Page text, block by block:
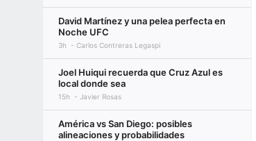
David Martínez y una pelea perfecta en
Noche UFC
3h Carlos Contreras Legaspi
Joel Huiqui recuerda que Cruz Azul es
local donde sea
15h Javier Rosas
América vs San Diego: posibles
alineaciones y probabilidades